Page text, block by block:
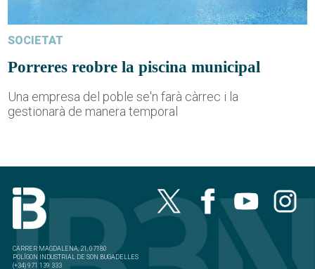
SOCIETAT
Porreres reobre la piscina municipal
Una empresa del poble se'n farà càrrec i la
gestionarà de manera temporal
CARRER MAGDALENA, 21, 07180
POLÍGON INDUSTRIAL DE SON BUGADELLES
(+34) 971 139 333